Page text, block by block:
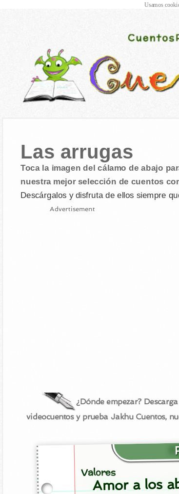
Las arrugas
Toca la imagen del cálamo de abajo
nuestra mejor selección de cuentos
Descárgalos y disfruta de ellos siempre
Advertisement
¿Dónde empezar?
videocuentos y prueba Jakhu Cuentos,
Valores
Amor a los
Usamos